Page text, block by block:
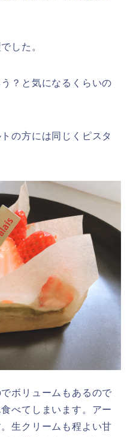
した。
？と気になるくらいの
の方には同じくピスタ
ボリュームもあるので
べてしまいます。アー
生クリームも程よい甘